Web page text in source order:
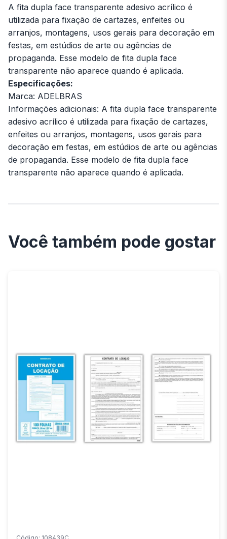
A fita dupla face transparente adesivo acrílico é
utilizada para fixação de cartazes, enfeites ou
arranjos, montagens, usos gerais para decoração em
festas, em estúdios de arte ou agências de
propaganda. Esse modelo de fita dupla face
transparente não aparece quando é aplicada.
Especificações:
Marca: ADELBRAS
Informações adicionais: A fita dupla face transparente
adesivo acrílico é utilizada para fixação de cartazes,
enfeites ou arranjos, montagens, usos gerais para
decoração em festas, em estúdios de arte ou agências
de propaganda. Esse modelo de fita dupla face
transparente não aparece quando é aplicada.
Você também pode gostar